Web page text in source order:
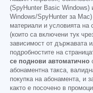
(SpyHunter Basic Windows)
Windows/SpyHunter за
материали и условията на
(които са включени тук
зависимост от държавата
подробностите на
се поднови автоматично
абонаментна такса,
покупка на абонамента, и
както е посочено в